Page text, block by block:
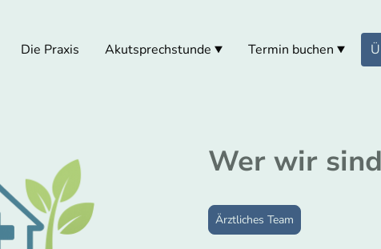
Die Praxis Akutsprechstunde Termin buchen
Wer wir
Ärztliches Team